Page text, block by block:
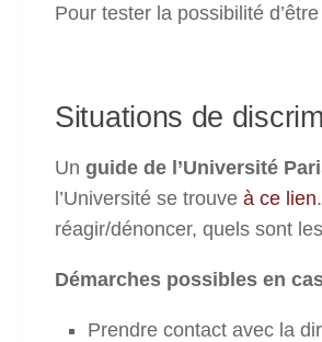
Pour tester la possibilité
Situations de
Un guide de l’Université
l’Université se trouve à ce lien
réagir/dénoncer, quels sont
Démarches possibles en
Prendre contact avec la